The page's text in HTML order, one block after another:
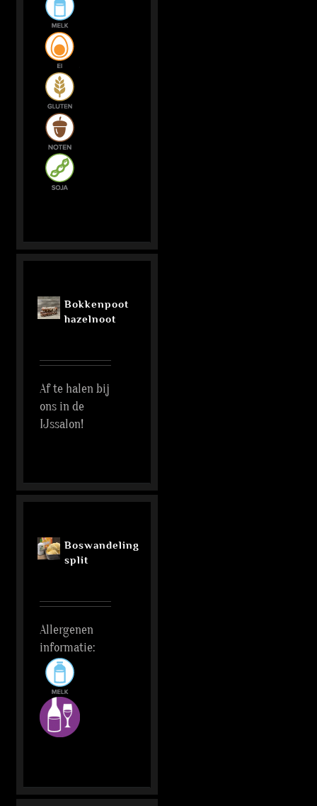
Bokkenpoot
hazelnoot
Af te halen bij
ons in de
IJssalon!
Boswandeling
split
Allergenen
informatie: